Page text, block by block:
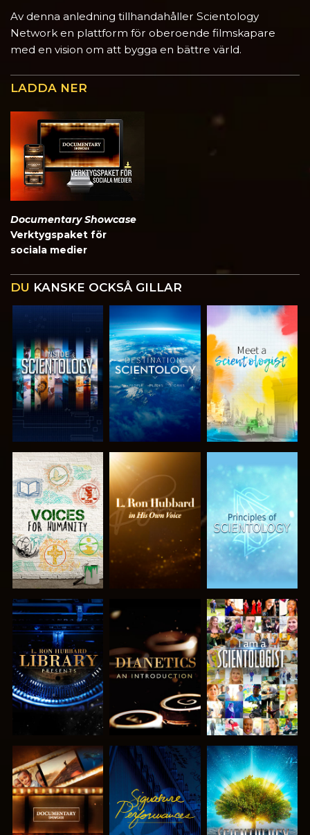
Av denna anledning tillhandahåller Scientology
Network en plattform för oberoende filmskapare
med en vision om att bygga en bättre värld.
LADDA NER
Documentary Showcase
Verktygspaket för
sociala medier
DU KANSKE OCKSÅ GILLAR
UTFORSKA
SERIEN
UTFORSKA
SERIEN
UTFORSKA
SERIEN
UTFORSKA
SERIEN
UTFORSKA
SERIEN
TITTA
UTFORSKA
SERIEN
TITTA
UTFORSKA
SERIEN